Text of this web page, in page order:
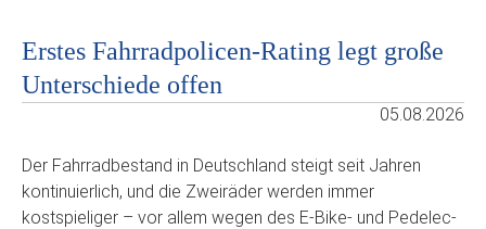
Erstes Fahrradpolicen-Rating legt große
Unterschiede offen
05.08.2026
Der Fahrradbestand in Deutschland steigt seit Jahren
kontinuierlich, und die Zweiräder werden immer
kostspieliger – vor allem wegen des E-Bike- und Pedelec-